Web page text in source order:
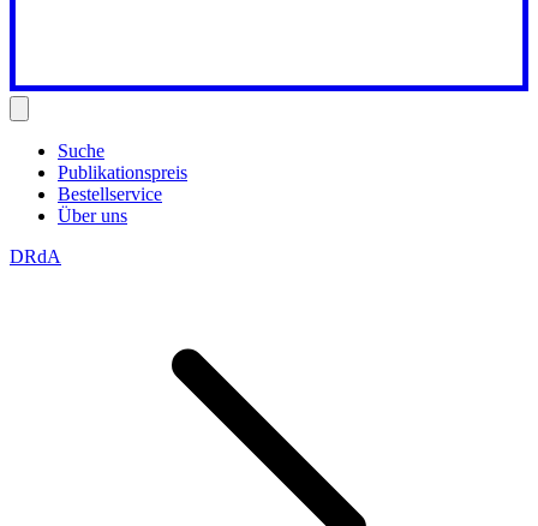
Suche
Publikationspreis
Bestellservice
Über uns
DRdA